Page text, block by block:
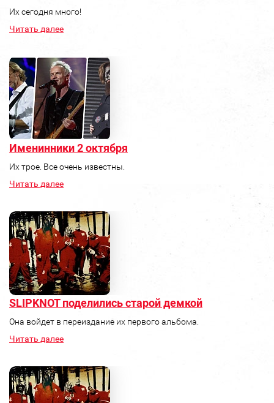
Их сегодня много!
Читать далее
Именинники 2 октября
Их трое. Все очень известны.
Читать далее
SLIPKNOT поделились старой демкой
Она войдет в переиздание их первого альбома.
Читать далее